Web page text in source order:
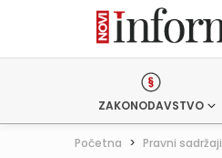
ZAKONODAVSTVO
Početna > Pravni sadržaji